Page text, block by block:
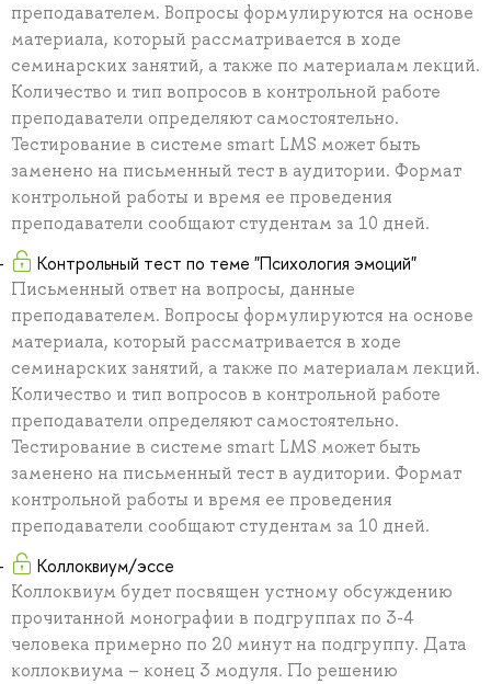
преподавателем. Вопросы формулируются на основе
материала, который рассматривается в ходе
семинарских занятий, а также по материалам лекций.
Количество и тип вопросов в контрольной работе
преподаватели определяют самостоятельно.
Тестирование в системе smart LMS может быть
заменено на письменный тест в аудитории. Формат
контрольной работы и время ее проведения
преподаватели сообщают студентам за 10 дней.
Контрольный тест по теме "Психология эмоций"
Письменный ответ на вопросы, данные
преподавателем. Вопросы формулируются на основе
материала, который рассматривается в ходе
семинарских занятий, а также по материалам лекций.
Количество и тип вопросов в контрольной работе
преподаватели определяют самостоятельно.
Тестирование в системе smart LMS может быть
заменено на письменный тест в аудитории. Формат
контрольной работы и время ее проведения
преподаватели сообщают студентам за 10 дней.
Коллоквиум/эссе
Коллоквиум будет посвящен устному обсуждению
прочитанной монографии в подгруппах по 3-4
человека примерно по 20 минут на подгруппу. Дата
коллоквиума – конец 3 модуля. По решению